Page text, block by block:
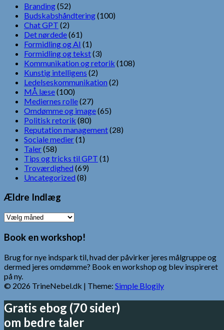
Branding(52)
Budskabshåndtering(100)
Chat GPT (2)
Det nørdede(61)
Formidling og AI (1)
Formidling og tekst(3)
Kommunikation og retorik (108)
Kunstig intelligens (2)
Ledelseskommunikation (2)
MÅ læse(100)
Mediernes rolle(27)
Omdømme og image(65)
Politisk retorik (80)
Reputation management(28)
Sociale medier(1)
Taler(58)
Tips og tricks til GPT (1)
Troværdighed (69)
Uncategorized (8)
Ældre Indlæg
Ældre
Book en workshop!
Brug for nye indspark til, hvad der påvirker jeres målgruppe og
dermed jeres omdømme? Book en workshop og blev inspireret
på ny.
© 2026 TrineNebel.dk | Theme: Simple Blogily
Gratis ebog (70 sider)
om bedre taler